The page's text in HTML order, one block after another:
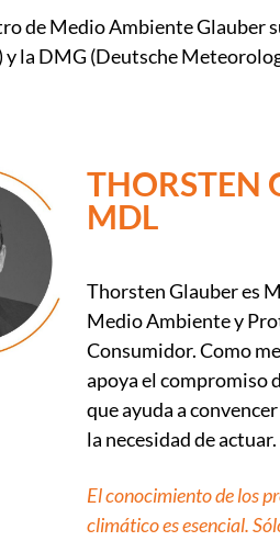
de Medio Ambiente Glauber
la DMG (Deutsche
THORSTEN
MDL
Thorsten Glauber es
Medio Ambiente y
Consumidor. Como
apoya el compromiso
que ayuda a
la necesidad de actuar.
El conocimiento de los
climático es esencial.